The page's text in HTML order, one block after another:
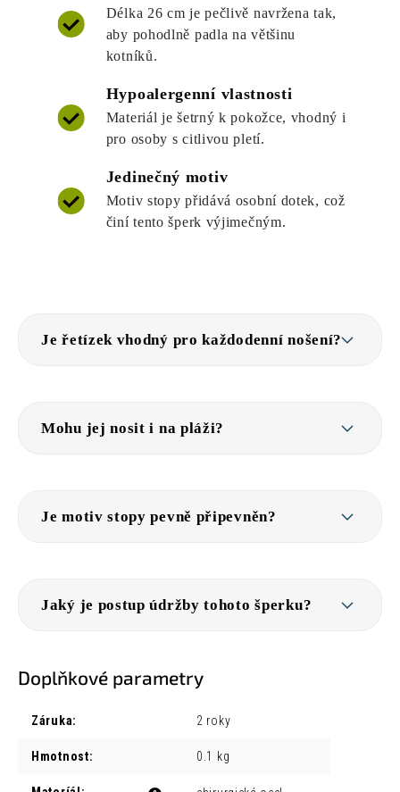
Délka 26 cm je pečlivě navržena tak,
aby pohodlně padla na většinu
kotníků.
Hypoalergenní vlastnosti
Materiál je šetrný k pokožce, vhodný i
pro osoby s citlivou pletí.
Jedinečný motiv
Motiv stopy přidává osobní dotek, což
činí tento šperk výjimečným.
Je řetízek vhodný pro každodenní nošení?
Mohu jej nosit i na pláži?
Je motiv stopy pevně připevněn?
Jaký je postup údržby tohoto šperku?
Doplňkové parametry
Záruka: 2 roky
Hmotnost: 0.1 kg